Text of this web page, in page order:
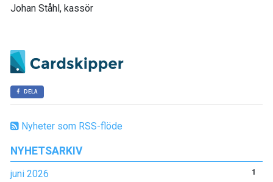
Nyheter som RSS-flöde
NYHETSARKIV
juni 2026 1
Johan Ståhl, kassör
DELA